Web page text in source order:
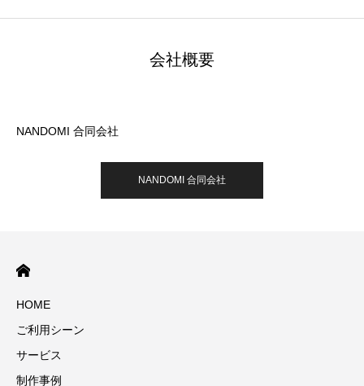
会社概要
NANDOMI 合同会社
NANDOMI 合同会社
HOME
ご利用シーン
サービス
制作事例